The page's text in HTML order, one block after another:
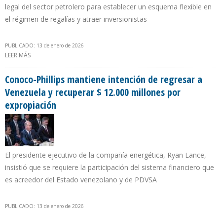
legal del sector petrolero para establecer un esquema flexible en
el régimen de regalías y atraer inversionistas
PUBLICADO: 13 de enero de 2026
LEER MÁS
HIDROCARBUROS”
Conoco-Phillips mantiene intención de regresar a
Venezuela y recuperar $ 12.000 millones por
expropiación
El presidente ejecutivo de la compañía energética, Ryan Lance,
insistió que se requiere la participación del sistema financiero que
es acreedor del Estado venezolano y de PDVSA
PUBLICADO: 13 de enero de 2026